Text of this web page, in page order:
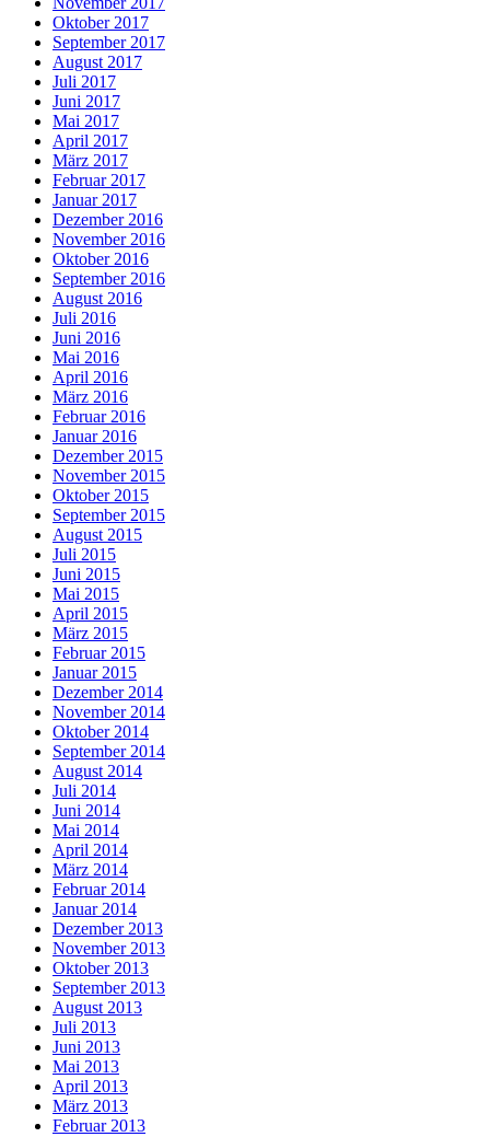
Oktober 2017
September 2017
August 2017
Juli 2017
Juni 2017
Mai 2017
April 2017
März 2017
Februar 2017
Januar 2017
Dezember 2016
November 2016
Oktober 2016
September 2016
August 2016
Juli 2016
Juni 2016
Mai 2016
April 2016
März 2016
Februar 2016
Januar 2016
Dezember 2015
November 2015
Oktober 2015
September 2015
August 2015
Juli 2015
Juni 2015
Mai 2015
April 2015
März 2015
Februar 2015
Januar 2015
Dezember 2014
November 2014
Oktober 2014
September 2014
August 2014
Juli 2014
Juni 2014
Mai 2014
April 2014
März 2014
Februar 2014
Januar 2014
Dezember 2013
November 2013
Oktober 2013
September 2013
August 2013
Juli 2013
Juni 2013
Mai 2013
April 2013
März 2013
Februar 2013